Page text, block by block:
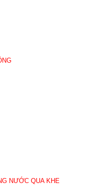
NƯỚC QUA KHE